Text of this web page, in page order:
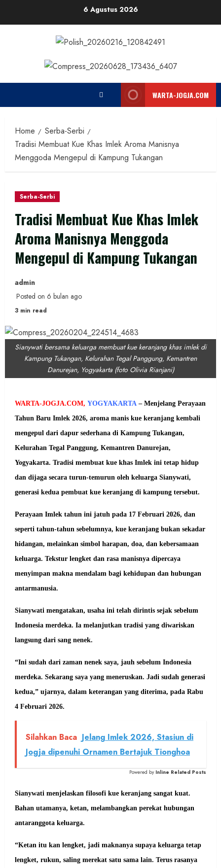
6 Agustus 2026
WARTA-JOGJA.COM
Home
Serba-Serbi
Tradisi Membuat Kue Khas Imlek Aroma Manisnya
Menggoda Mengepul di Kampung Tukangan
Serba-Serbi
Tradisi Membuat Kue Khas Imlek
Aroma Manisnya Menggoda
Mengepul di Kampung Tukangan
admin
Posted on 6 bulan ago
3 min read
Sianywati bersama keluarga membuat kue keranjang khas imlek di
Kampung Tukangan, Kelurahan Tegal Panggung, Kemantren
Danurejan, Yogyakarta (foto Olivia Rianjani)
WARTA-JOGJA.COM, YOGYAKARTA – Menjelang Perayaan
Tahun Baru Imlek 2026, aroma manis kue keranjang kembali
mengepul dari dapur sederhana di Kampung Tukangan,
Kelurahan Tegal Panggung, Kemantren Danurejan,
Yogyakarta. Tradisi membuat kue khas Imlek ini tetap hidup
dan dijaga secara turun-temurun oleh keluarga Sianywati,
generasi kedua pembuat kue keranjang di kampung tersebut.
Perayaan Imlek tahun ini jatuh pada 17 Februari 2026, dan
seperti tahun-tahun sebelumnya, kue keranjang bukan sekadar
hidangan, melainkan simbol harapan, doa, dan kebersamaan
keluarga. Tekstur lengket dan rasa manisnya dipercaya
menyimpan makna mendalam bagi kehidupan dan hubungan
antarmanusia.
Sianywati mengatakan, usaha ini telah dirintis sejak sebelum
Indonesia merdeka. Ia melanjutkan tradisi yang diwariskan
langsung dari sang nenek.
“Ini sudah dari zaman nenek saya, jauh sebelum Indonesia
merdeka. Sekarang saya yang meneruskan. Jadi sudah generasi
kedua,” ujarnya, dalam keterangan yang diterima, pada Rabu
4 Februari 2026.
Silahkan Baca Jelang Imlek 2026, Stasiun di
Jogja dipenuhi Ornamen Bertajuk Tionghoa
Powered by Inline Related Posts
Sianywati menjelaskan filosofi kue keranjang sangat kuat.
Bahan utamanya, ketan, melambangkan perekat hubungan
antaranggota keluarga.
“Ketan itu kan lengket, jadi maknanya supaya keluarga tetap
lengket, rukun, saling merekat satu sama lain. Terus rasanya